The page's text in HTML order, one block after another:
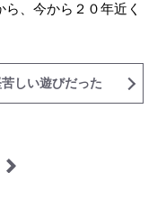
、今から２０年近く
しい遊びだった